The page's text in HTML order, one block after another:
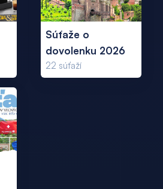
Súťaže o
dovolenku 2026
22 súťaží